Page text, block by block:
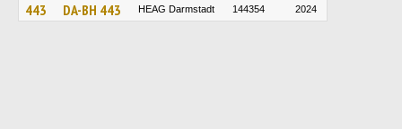
443 DA-BH 443 HEAG Darmstadt 144354 2024